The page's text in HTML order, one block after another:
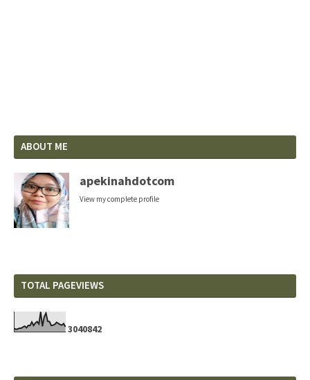
ABOUT ME
apekinahdotcom
View my complete profile
TOTAL PAGEVIEWS
3040842